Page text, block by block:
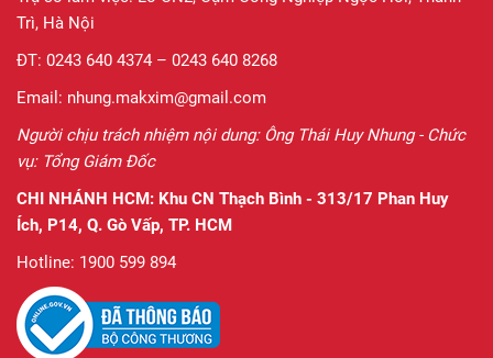
Trì, Hà Nội
ĐT: 0243 640 4374 – 0243 640 8268
Email: nhung.makxim@gmail.com
Người chịu trách nhiệm nội dung: Ông Thái Huy Nhung - Chức
vụ: Tổng Giám Đốc
CHI NHÁNH HCM: Khu CN Thạch Bình - 313/17 Phan Huy
Ích, P14, Q. Gò Vấp, TP. HCM
Hotline: 1900 599 894